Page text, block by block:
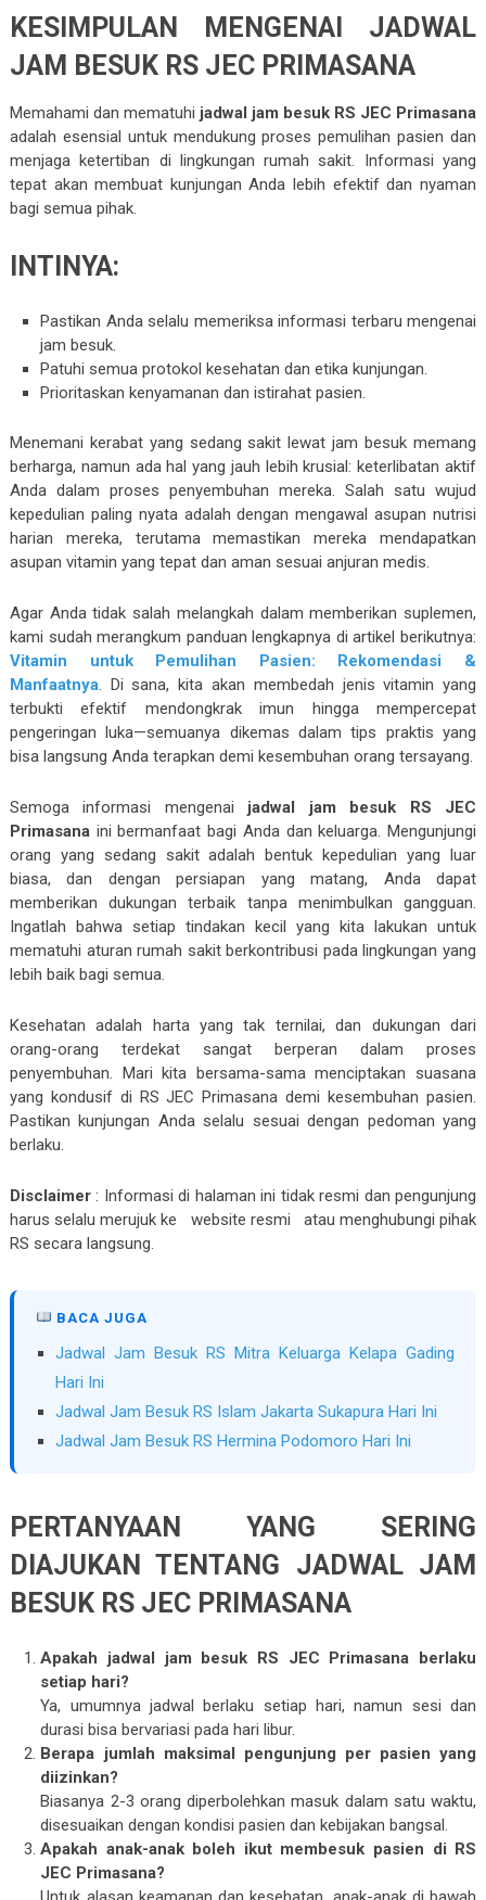
KESIMPULAN MENGENAI JADWAL
JAM BESUK RS JEC PRIMASANA
Memahami dan mematuhi jadwal jam besuk RS JEC Primasana
adalah esensial untuk mendukung proses pemulihan pasien dan
menjaga ketertiban di lingkungan rumah sakit. Informasi yang
tepat akan membuat kunjungan Anda lebih efektif dan nyaman
bagi semua pihak.
INTINYA:
Pastikan Anda selalu memeriksa informasi terbaru mengenai
jam besuk.
Patuhi semua protokol kesehatan dan etika kunjungan.
Prioritaskan kenyamanan dan istirahat pasien.
Menemani kerabat yang sedang sakit lewat jam besuk memang
berharga, namun ada hal yang jauh lebih krusial: keterlibatan aktif
Anda dalam proses penyembuhan mereka. Salah satu wujud
kepedulian paling nyata adalah dengan mengawal asupan nutrisi
harian mereka, terutama memastikan mereka mendapatkan
asupan vitamin yang tepat dan aman sesuai anjuran medis.
Agar Anda tidak salah melangkah dalam memberikan suplemen,
kami sudah merangkum panduan lengkapnya di artikel berikutnya:
Vitamin untuk Pemulihan Pasien: Rekomendasi &
Manfaatnya. Di sana, kita akan membedah jenis vitamin yang
terbukti efektif mendongkrak imun hingga mempercepat
pengeringan luka—semuanya dikemas dalam tips praktis yang
bisa langsung Anda terapkan demi kesembuhan orang tersayang.
Semoga informasi mengenai jadwal jam besuk RS JEC
Primasanaini bermanfaat bagi Anda dan keluarga. Mengunjungi
orang yang sedang sakit adalah bentuk kepedulian yang luar
biasa, dan dengan persiapan yang matang, Anda dapat
memberikan dukungan terbaik tanpa menimbulkan gangguan.
Ingatlah bahwa setiap tindakan kecil yang kita lakukan untuk
mematuhi aturan rumah sakit berkontribusi pada lingkungan yang
lebih baik bagi semua.
Kesehatan adalah harta yang tak ternilai, dan dukungan dari
orang-orang terdekat sangat berperan dalam proses
penyembuhan. Mari kita bersama-sama menciptakan suasana
yang kondusif di RS JEC Primasana demi kesembuhan pasien.
Pastikan kunjungan Anda selalu sesuai dengan pedoman yang
berlaku.
Disclaimer: Informasi di halaman ini tidak resmi dan pengunjung
harus selalu merujuk ke
website resmi
atau menghubungi pihak
RS secara langsung.
BACA JUGA
Jadwal Jam Besuk RS Mitra Keluarga Kelapa Gading
Hari Ini
Jadwal Jam Besuk RS Islam Jakarta Sukapura Hari Ini
Jadwal Jam Besuk RS Hermina Podomoro Hari Ini
PERTANYAAN YANG SERING
DIAJUKAN TENTANG JADWAL JAM
BESUK RS JEC PRIMASANA
Apakah jadwal jam besuk RS JEC Primasana berlaku
setiap hari?
Ya, umumnya jadwal berlaku setiap hari, namun sesi dan
durasi bisa bervariasi pada hari libur.
Berapa jumlah maksimal pengunjung per pasien yang
diizinkan?
Biasanya 2-3 orang diperbolehkan masuk dalam satu waktu,
disesuaikan dengan kondisi pasien dan kebijakan bangsal.
Apakah anak-anak boleh ikut membesuk pasien di RS
JEC Primasana?